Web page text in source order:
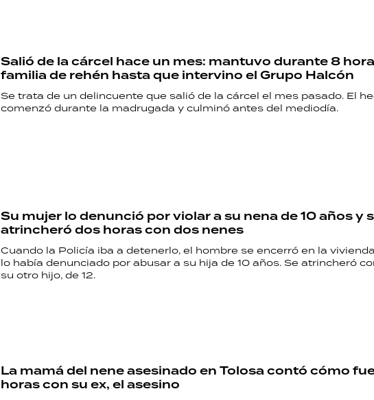
Salió de la cárcel hace un mes: mantuvo durante 8
familia de rehén hasta que intervino el Grupo Halcón
Se trata de un delincuente que salió de la cárcel el mes pasado. El
comenzó durante la madrugada y culminó antes del mediodía.
Su mujer lo denunció por violar a su nena de 10 años y
atrincheró dos horas con dos nenes
Cuando la Policía iba a detenerlo, el hombre se encerró en la
lo había denunciado por abusar a su hija de 10 años. Se atrincheró
su otro hijo, de 12.
La mamá del nene asesinado en Tolosa contó cómo
horas con su ex, el asesino